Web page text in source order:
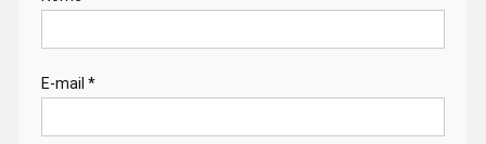
E-mail *